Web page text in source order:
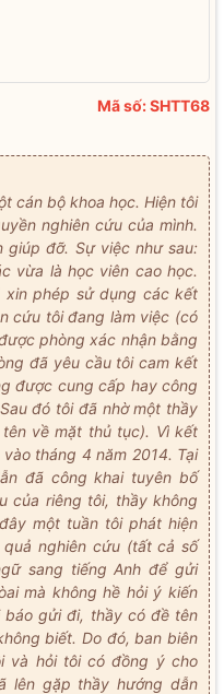
Mã số: SHTT68
cán bộ khoa học. Hiện tôi
nghiên cứu của mình.
đỡ. Sự việc như sau:
vừa là học viên cao học.
xin phép sử dụng các kết
cứu tôi đang làm việc (có
phòng xác nhận bằng
đã yêu cầu tôi cam kết
được cung cấp hay công
đó tôi đã nhờ một thầy
về mặt thủ tục). Vì kết
tháng 4 năm 2014. Tại
đã công khai tuyên bố
của riêng tôi, thầy không
một tuần tôi phát hiện
nghiên cứu (tất cả số
sang tiếng Anh để gửi
mà không hề hỏi ý kiến
báo gửi đi, thầy có đề tên
biết. Do đó, ban biên
và hỏi tôi có đồng ý cho
lên gặp thầy hướng dẫn